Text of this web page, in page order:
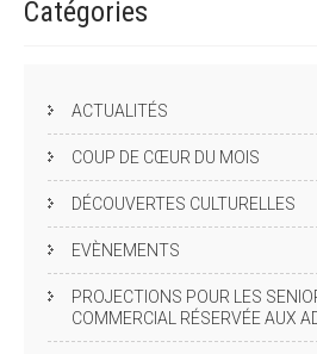
Catégories
ACTUALITÉS
COUP DE CŒUR DU MOIS
DÉCOUVERTES CULTURELLES
EVÈNEMENTS
PROJECTIONS POUR LES
COMMERCIAL RÉSERVÉE AUX